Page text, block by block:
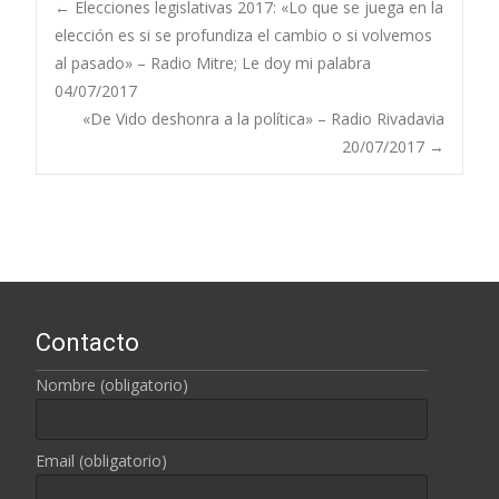
Navegación de
entradas
← Elecciones legislativas 2017: «Lo que se juega en la
elección es si se profundiza el cambio o si volvemos
al pasado» – Radio Mitre; Le doy mi palabra
04/07/2017
«De Vido deshonra a la política» – Radio Rivadavia
20/07/2017 →
Contacto
Nombre (obligatorio)
Email (obligatorio)